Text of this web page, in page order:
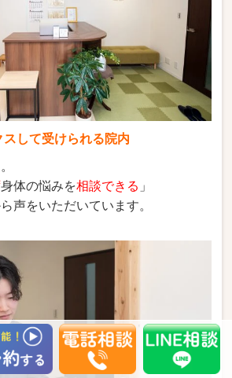
スして受けられる院内
身体の悩みを相談できる 」
声をいただいています。